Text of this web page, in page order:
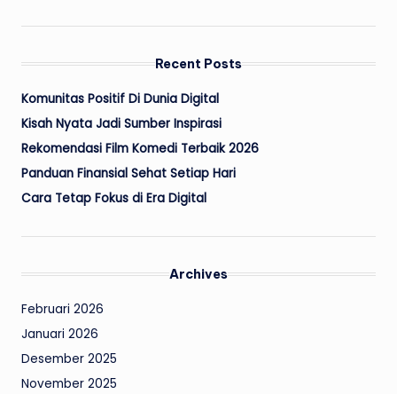
Recent Posts
Komunitas Positif Di Dunia Digital
Kisah Nyata Jadi Sumber Inspirasi
Rekomendasi Film Komedi Terbaik 2026
Panduan Finansial Sehat Setiap Hari
Cara Tetap Fokus di Era Digital
Archives
Februari 2026
Januari 2026
Desember 2025
November 2025